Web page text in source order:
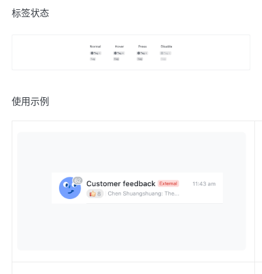
标签状态
使用示例